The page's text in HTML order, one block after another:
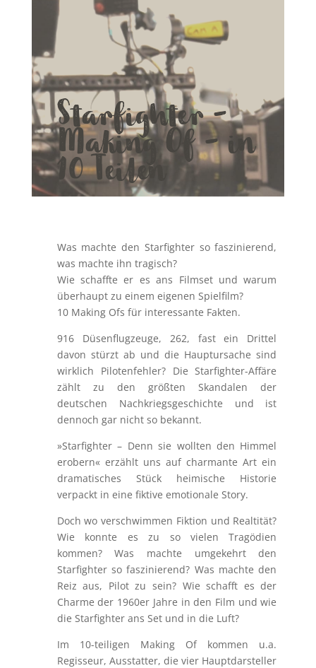
Starfighter –
Making Of – in
10 Teilen
Was machte den Starfighter so faszinierend,
was machte ihn tragisch?
Wie schaffte er es ans Filmset und warum
überhaupt zu einem eigenen Spielfilm?
10 Making Ofs für interessante Fakten.
916 Düsenflugzeuge, 262, fast ein Drittel
davon stürzt ab und die Hauptursache sind
wirklich Pilotenfehler? Die Starfighter-Affäre
zählt zu den größten Skandalen der
deutschen Nachkriegsgeschichte und ist
dennoch gar nicht so bekannt.
»Starfighter – Denn sie wollten den Himmel
erobern« erzählt uns auf charmante Art ein
dramatisches Stück heimische Historie
verpackt in eine fiktive emotionale Story.
Doch wo verschwimmen Fiktion und Realtität?
Wie konnte es zu so vielen Tragödien
kommen? Was machte umgekehrt den
Starfighter so faszinierend? Was machte den
Reiz aus, Pilot zu sein? Wie schafft es der
Charme der 1960er Jahre in den Film und wie
die Starfighter ans Set und in die Luft?
Im 10-teiligen Making Of kommen u.a.
Regisseur, Ausstatter, die vier Hauptdarsteller